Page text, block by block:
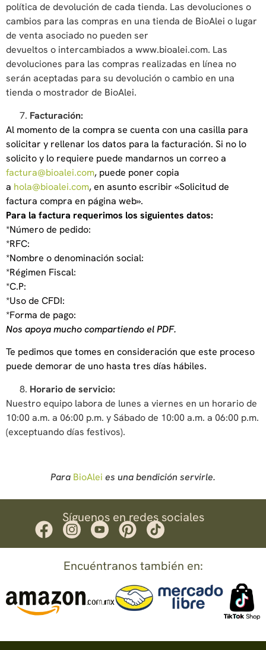
política de devolución de cada tienda. Las devoluciones o
cambios para las compras en una tienda de BioAlei o lugar
de venta asociado no pueden ser
devueltos o intercambiados a www.bioalei.com. Las
devoluciones para las compras realizadas en línea no
serán aceptadas para su devolución o cambio en una
tienda o mostrador de BioAlei.
Facturación:
Al momento de la compra se cuenta con una casilla para
solicitar y rellenar los datos para la facturación. Si no lo
solicito y lo requiere puede mandarnos un correo a
factura@bioalei.com, puede poner copia
a hola@bioalei.com, en asunto escribir «Solicitud de
factura compra en página web».
Para la factura requerimos los siguientes datos:
*Número de pedido:
*RFC:
*Nombre o denominación social:
*Régimen Fiscal:
*C.P:
*Uso de CFDI:
*Forma de pago:
Nos apoya mucho compartiendo el PDF.
Te pedimos que tomes en consideración que este proceso
puede demorar de uno hasta tres días hábiles.
Horario de servicio:
Nuestro equipo labora de lunes a viernes en un horario de
10:00 a.m. a 06:00 p.m. y Sábado de 10:00 a.m. a 06:00 p.m.
(exceptuando días festivos).
Para BioAlei es una bendición servirle.
Síguenos en redes sociales
Encuéntranos también en: